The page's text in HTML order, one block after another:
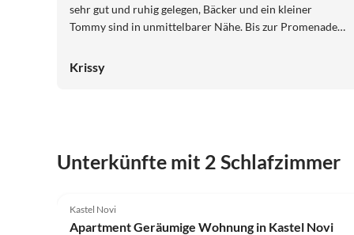
sehr gut und ruhig gelegen, Bäcker und ein kleiner
Tommy sind in unmittelbarer Nähe. Bis zur Promenade
Empfehlung. Danke für den schönen Urlaub
Krissy
Unterkünfte mit 2 Schlafzimmer
Kastel Novi
Apartment Geräumige Wohnung in Kastel Novi